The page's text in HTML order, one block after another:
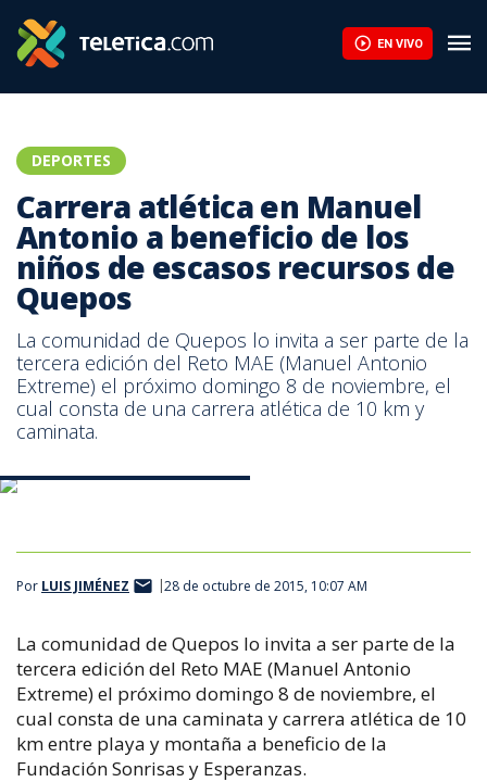
EN VIVO
DEPORTES
Carrera atlética en Manuel
Antonio a beneficio de los
niños de escasos recursos de
Quepos
La comunidad de Quepos lo invita a ser parte de la
tercera edición del Reto MAE (Manuel Antonio
Extreme) el próximo domingo 8 de noviembre, el
cual consta de una carrera atlética de 10 km y
caminata.
Por LUIS JIMÉNEZ 28 de octubre de 2015, 10:07 AM
La comunidad de Quepos lo invita a ser parte de la
tercera edición del Reto MAE (Manuel Antonio
Extreme) el próximo domingo 8 de noviembre, el
cual consta de una caminata y carrera atlética de 10
km entre playa y montaña a beneficio de la
Fundación Sonrisas y Esperanzas.